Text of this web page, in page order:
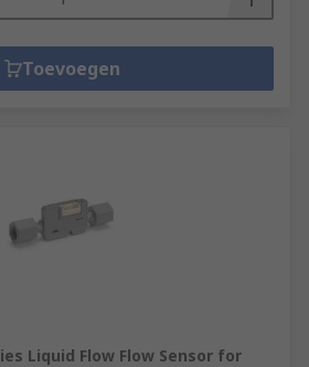
Toevoegen
Liquid Flow Flow Sensor for